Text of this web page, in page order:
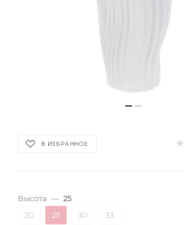
В ИЗБРАННОЕ
Высота — 25
20
25 30 33